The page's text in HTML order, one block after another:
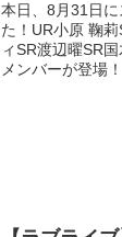
本日、8月31日
た！UR小原 鞠
ィSR渡辺曜SR
メンバーが登場